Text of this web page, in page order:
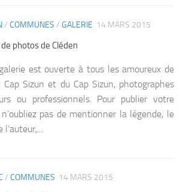
/ COMMUNES / GALERIE 14 MARS 2015
photos de Cléden
est ouverte à tous les amoureux de
Cap Sizun et du Cap Sizun, photographes
ou professionnels. Pour publier votre
pas de mentionner la légende, le
l’auteur,...
/ COMMUNES 14 MARS 2015